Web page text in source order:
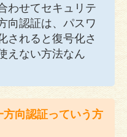
わせてセキュリテ
向認証は、パスワ
されると復号化さ
えない方法なん
向認証っていう方